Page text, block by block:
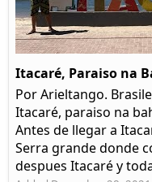
Itacaré, Paraiso na
Por Arieltango.
Itacaré, paraiso na
Antes de llegar a
Serra grande donde
despues Itacaré y